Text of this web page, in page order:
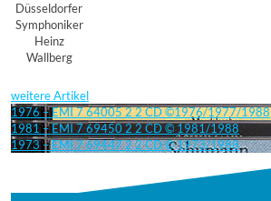
Düsseldorfer
Symphoniker
Heinz
Wallberg
weitere Artikel
1976 – EMI 7 64005 2 2 CD ©1976/1977/1988
1981 – EMI 7 69450 2 2 CD © 1981/1988
1973 – EMI 7 69447 2 2 CD © 1973/1988